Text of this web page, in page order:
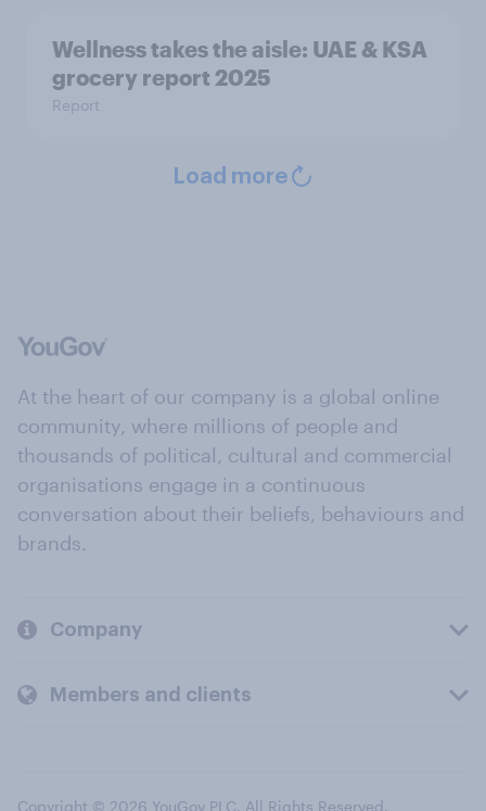
Wellness takes the aisle: UAE & KSA
grocery report 2025
Report
Load more
At the heart of our company is a global online
community, where millions of people and
thousands of political, cultural and commercial
organisations engage in a continuous
conversation about their beliefs, behaviours and
brands.
Company
Members and clients
Copyright © 2026 YouGov PLC. All Rights Reserved.